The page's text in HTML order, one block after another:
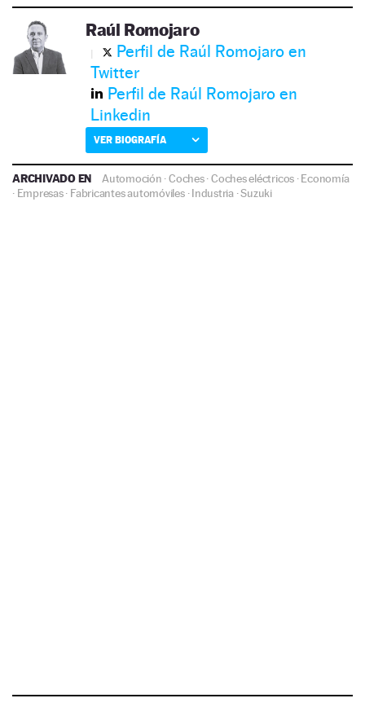
Raúl Romojaro
Perfil de Raúl Romojaro en
Twitter
Perfil de Raúl Romojaro en
Linkedin
VER BIOGRAFÍA
ARCHIVADO EN Automoción ·Coches·Coches eléctricos ·Economía
· Empresas· Fabricantes automóviles·Industria ·Suzuki